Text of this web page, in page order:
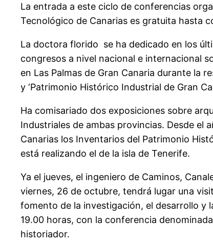
La entrada a este ciclo de conferencias
Tecnológico de Canarias es gratuita hasta
La doctora florido se ha dedicado en los
congresos a nivel nacional e internacional
en Las Palmas de Gran Canaria durante la
y ‘Patrimonio Histórico Industrial de Gran
Ha comisariado dos exposiciones sobre
Industriales de ambas provincias. Desde el
Canarias los Inventarios del Patrimonio
está realizando el de la isla de Tenerife.
Ya el jueves, el ingeniero de Caminos,
viernes, 26 de octubre, tendrá lugar una
fomento de la investigación, el desarrollo y
19.00 horas, con la conferencia
historiador.